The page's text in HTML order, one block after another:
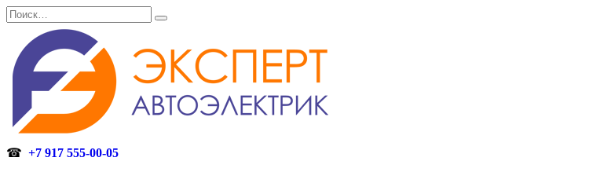
Перейти
к
содержанию
Search
for:
☎ +7 917 555-00-05